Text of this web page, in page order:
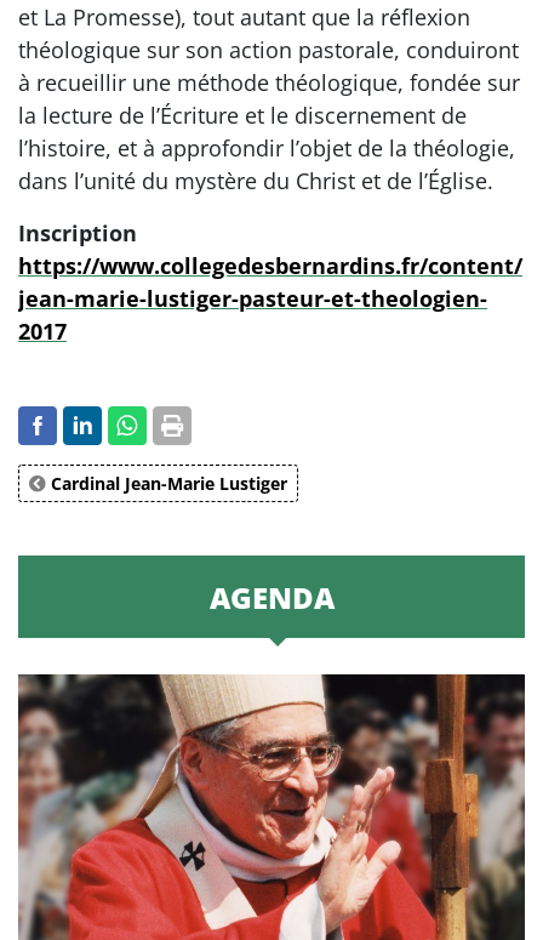
et La Promesse), tout autant que la réflexion
théologique sur son action pastorale, conduiront
à recueillir une méthode théologique, fondée sur
la lecture de l’Écriture et le discernement de
l’histoire, et à approfondir l’objet de la théologie,
dans l’unité du mystère du Christ et de l’Église.
Inscription
https://www.collegedesbernardins.fr/content/
jean-marie-lustiger-pasteur-et-theologien-
2017
Cardinal Jean-Marie Lustiger
AGENDA